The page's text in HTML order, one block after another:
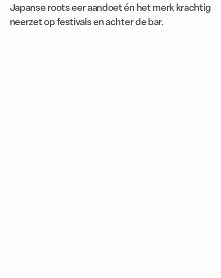
Japanse roots eer aandoet én het merk krachtig
neerzet op festivals en achter de bar.